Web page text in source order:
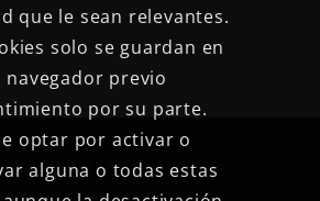
Nuria Castillo. Todos los
derechos reservados.
que le sean relevantes.
solo se guardan en
navegador previo
por su parte.
optar por activar o
alguna o todas estas